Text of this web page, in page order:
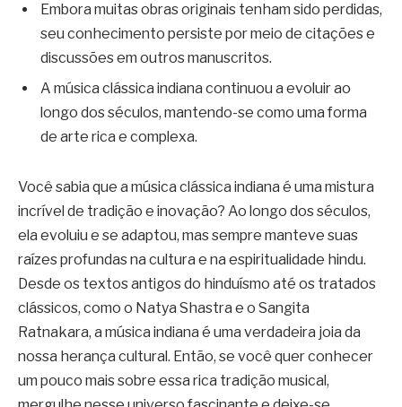
Embora muitas obras originais tenham sido perdidas,
seu conhecimento persiste por meio de citações e
discussões em outros manuscritos.
A música clássica indiana continuou a evoluir ao
longo dos séculos, mantendo-se como uma forma
de arte rica e complexa.
Você sabia que a música clássica indiana é uma mistura
incrível de tradição e inovação? Ao longo dos séculos,
ela evoluiu e se adaptou, mas sempre manteve suas
raízes profundas na cultura e na espiritualidade hindu.
Desde os textos antigos do hinduísmo até os tratados
clássicos, como o Natya Shastra e o Sangita
Ratnakara, a música indiana é uma verdadeira joia da
nossa herança cultural. Então, se você quer conhecer
um pouco mais sobre essa rica tradição musical,